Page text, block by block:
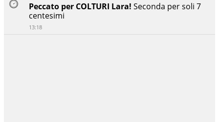
Peccato per COLTURI Lara! Seconda per soli 7
centesimi
13:18